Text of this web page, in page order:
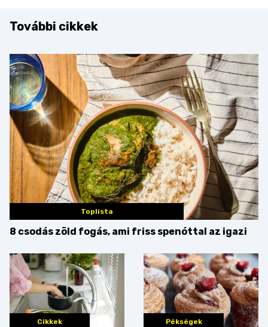
További cikkek
Toplista
8 csodás zöld fogás, ami friss spenóttal az igazi
Cikkek Pékségek